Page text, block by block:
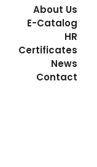
About Us
E-Catalog
HR
Certificates
News
Contact